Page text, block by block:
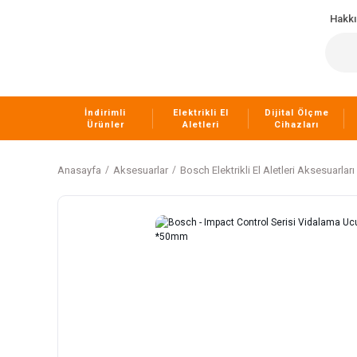
İndirimli
Ürünler
Elektrikli El
Aletleri
Dijital Ölçme
Cihazları
Anasayfa Aksesuarlar Bosch Elektrikli El Aletleri Aksesuarları